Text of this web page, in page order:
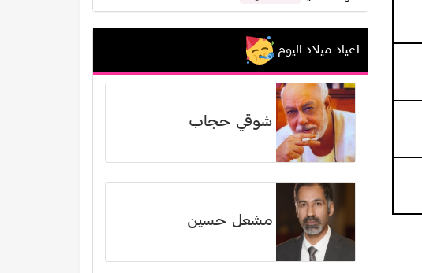
اعياد ميلاد اليوم
شوقي حجاب
مشعل حسين